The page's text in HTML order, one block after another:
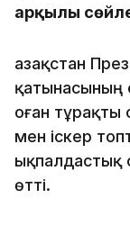
арқылы
Қазақстан
қатынасының
оған тұрақты
мен іскер
ықпалдастық
өтті.